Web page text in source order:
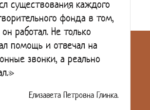
существования каждого
фонда в том,
работал. Не только
помощь и отвечал на
звонки, а реально
Елизавета Петровна Глинка.